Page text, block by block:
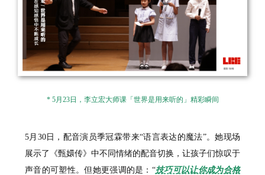
* 5月23日，李立宏大师课「世界是用来听的」精彩瞬间
5月30日，配音演员季冠霖带来“语言表达的魔法”。她现场
展示了《甄嬛传》中不同情绪的配音切换，让孩子们惊叹于
声音的可塑性。但她更强调的是：“技巧可以让你成为合格